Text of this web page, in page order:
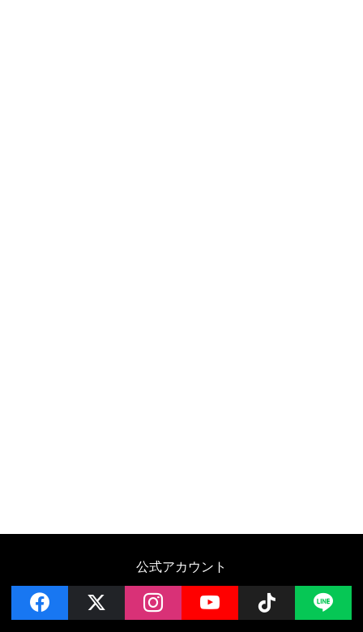
公式アカウント
facebook instagramYouTube Follow